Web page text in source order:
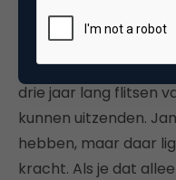
bijvoorbeeld als
belangrijke
uitgezonderd
drie jaar lang flitsen
kunnen uitzenden.
hebben, maar daar
kracht. Als je dat